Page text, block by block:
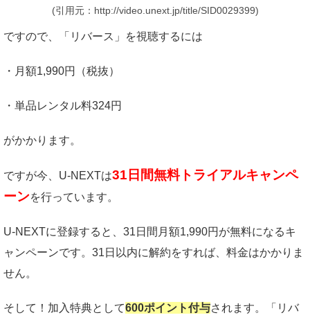
(引用元：http://video.unext.jp/title/SID0029399)
ですので、「リバース」を視聴するには
・月額1,990円（税抜）
・単品レンタル料324円
がかかります。
ですが今、U-NEXTは31日間無料トライアルキャンペ
ーンを行っています。
U-NEXTに登録すると、31日間月額1,990円が無料になるキ
ャンペーンです。31日以内に解約をすれば、料金はかかりま
せん。
そして！加入特典として600ポイント付与されます。「リバ